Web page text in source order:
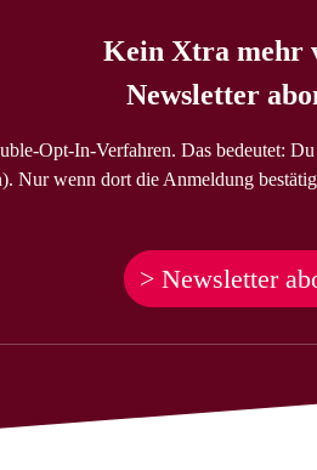
Kein Xtra mehr
Newsletter
Opt-In-Verfahren. Das bedeutet:
Nur wenn dort die Anmeldung
> Newsletter